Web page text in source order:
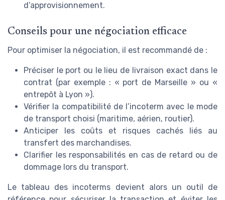
d’approvisionnement.
Conseils pour une négociation efficace
Pour optimiser la négociation, il est recommandé de :
Préciser le port ou le lieu de livraison exact dans le
contrat (par exemple : « port de Marseille » ou «
entrepôt à Lyon »).
Vérifier la compatibilité de l’incoterm avec le mode
de transport choisi (maritime, aérien, routier).
Anticiper les coûts et risques cachés liés au
transfert des marchandises.
Clarifier les responsabilités en cas de retard ou de
dommage lors du transport.
Le tableau des incoterms devient alors un outil de